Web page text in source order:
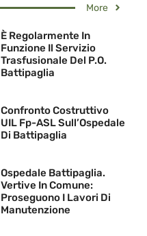
More
È Regolarmente In
Funzione Il Servizio
Trasfusionale Del P.O.
Battipaglia
Confronto Costruttivo
UIL Fp-ASL Sull’Ospedale
Di Battipaglia
Ospedale Battipaglia.
Vertive In Comune:
Proseguono I Lavori Di
Manutenzione